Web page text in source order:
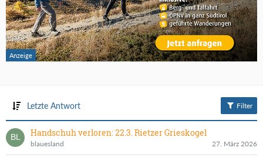
Letzte Antwort Filter
Handschuh verloren: 22.3. Rietzer Grieskogel
blauesland 27. März 2026